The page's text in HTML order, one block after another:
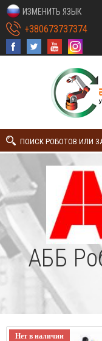
ИЗМЕНИТЬ ЯЗЫК
+380673737374
ПОИСК РОБОТОВ ИЛИ
АББ
Нет в наличии